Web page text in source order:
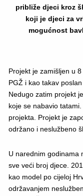
približe djeci kroz
koji je djeci za
mogućnost
Projekt je zamišljen u
PGŽ i kao takav
Nedugo zatim projekt
koje se nabavio
projekta. Projekt je
održano i neslužbeno
U narednim godinama
sve veći broj djece.
kao model po cijeloj
održavanjem